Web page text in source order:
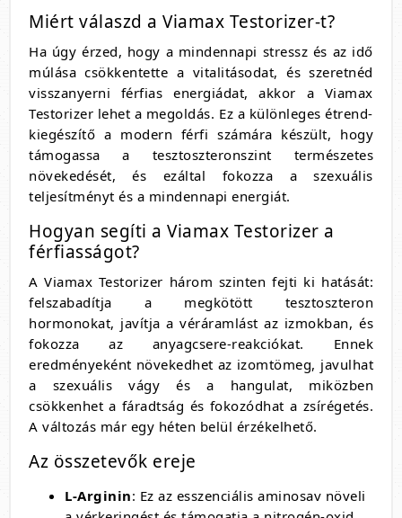
Miért válaszd a Viamax Testorizer-t?
Ha úgy érzed, hogy a mindennapi stressz és az idő
múlása csökkentette a vitalitásodat, és szeretnéd
visszanyerni férfias energiádat, akkor a Viamax
Testorizer lehet a megoldás. Ez a különleges étrend-
kiegészítő a modern férfi számára készült, hogy
támogassa a tesztoszteronszint természetes
növekedését, és ezáltal fokozza a szexuális
teljesítményt és a mindennapi energiát.
Hogyan segíti a Viamax Testorizer a
férfiasságot?
A Viamax Testorizer három szinten fejti ki hatását:
felszabadítja a megkötött tesztoszteron
hormonokat, javítja a véráramlást az izmokban, és
fokozza az anyagcsere-reakciókat. Ennek
eredményeként növekedhet az izomtömeg, javulhat
a szexuális vágy és a hangulat, miközben
csökkenhet a fáradtság és fokozódhat a zsírégetés.
A változás már egy héten belül érzékelhető.
Az összetevők ereje
L-Arginin: Ez az esszenciális aminosav növeli